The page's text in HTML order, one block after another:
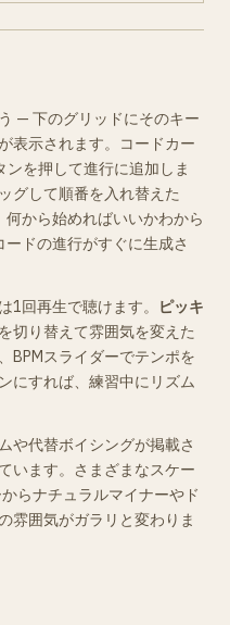
— 下のグリッドにそのキー
表示されます。コードカー
ンを押して進行に追加しま
グして順番を入れ替えた
から始めればいいかわから
ードの進行がすぐに生成さ
1回再生で聴けます。
ピッキ
を切り替えて雰囲気を変えた
BPMスライダーでテンポを
にすれば、練習中にリズム
や代替ボイシングが掲載さ
います。さまざまなスケー
らナチュラルマイナーやド
雰囲気がガラリと変わりま